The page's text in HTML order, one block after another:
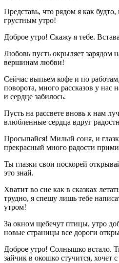
Представь, что рядом я как
грустным утро!
Доброе утро! Скажу я тебе.
Любовь пусть окрыляет зарядом
вершинам любви!
Сейчас выпьем кофе и по
поворота, много рассказов у нас
и сердце забилось.
Пусть на рассвете вновь к нам
влюбленные сердца вдруг
Просыпайся! Милый соня, и
прекрасный много радости
Ты глазки свои поскорей
это знай.
Хватит во сне как в сказках
трудно, я спешу лишь тебе
утром!
За окном щебечут птицы, утро
новые страницы все дороги
Доброе утро! Солнышко встало.
зайчик в окошко стучится, хочет